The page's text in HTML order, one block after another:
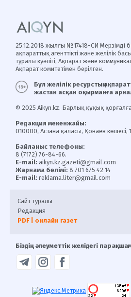
25.12.2018 жылғы №17418-СИ Мерзімді
ақпараттық агенттікті және желілік
туралы куәлігі, Ақпарат және
Ақпарат комитетімен берілген.
Бұл желілік ресурстың
жастан асқан оқырманға
© 2025 Aikyn.kz. Барлық құқық
Редакция мекенжайы:
010000, Астана қаласы, Қонаев көшесі,
Байланыс телефоны:
8 (7172) 76-84-66.
E-mail: aikyn.kz.gazeti@gmail.com
Жарнама бөлімі: 8 701 675 42 14
E-mail: reklama.liter@gmail.com
Сайт туралы
Редакция
PDF | онлайн газет
Біздің әлеуметтік желідегі